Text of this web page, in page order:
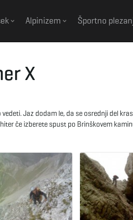
Alpinizem Športno
X
Jaz dodam le, da se osrednji del
če izberete spust po Brinškovem